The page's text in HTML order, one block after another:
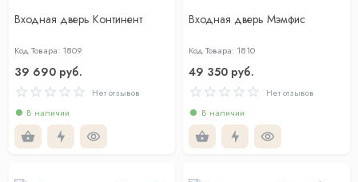
Входная дверь Континент
Код Товара: 1809
39 690 руб.
Нет отзывов
В наличии
Входная дверь Мэмфис
Код Товара: 1810
49 350 руб.
Нет отзывов
В наличии